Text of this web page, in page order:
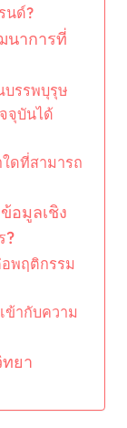
นด์?
าการที่
รรพบุรุษ
จุบันได้
ดที่สามารถ
อมูลเชิง
?
พฤติกรรม
ข้ากับความ
ยา